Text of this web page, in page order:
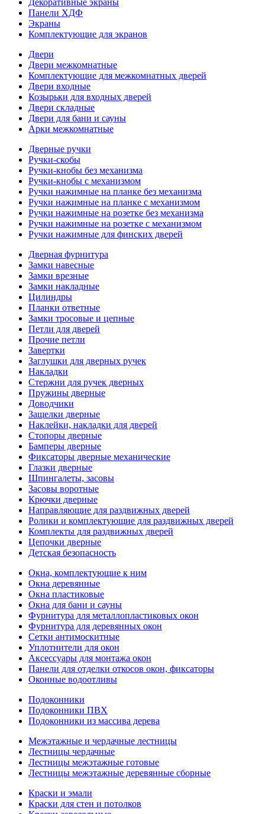
Декоративные экраны
Панели ХДФ
Экраны
Комплектующие для экранов
Двери
Двери межкомнатные
Комплектующие для межкомнатных дверей
Двери входные
Козырьки для входных дверей
Двери складные
Двери для бани и сауны
Арки межкомнатные
Дверные ручки
Ручки-скобы
Ручки-кнобы без механизма
Ручки-кнобы с механизмом
Ручки нажимные на планке без механизма
Ручки нажимные на планке с механизмом
Ручки нажимные на розетке без механизма
Ручки нажимные на розетке с механизмом
Ручки нажимные для финских дверей
Дверная фурнитура
Замки навесные
Замки врезные
Замки накладные
Цилиндры
Планки ответные
Замки тросовые и цепные
Петли для дверей
Прочие петли
Завертки
Заглушки для дверных ручек
Накладки
Стержни для ручек дверных
Пружины дверные
Доводчики
Защелки дверные
Наклейки, накладки для дверей
Стопоры дверные
Бамперы дверные
Фиксаторы дверные механические
Глазки дверные
Шпингалеты, засовы
Засовы воротные
Крючки дверные
Направляющие для раздвижных дверей
Ролики и комплектующие для раздвижных дверей
Комплекты для раздвижных дверей
Цепочки дверные
Детская безопасность
Окна, комплектующие к ним
Окна деревянные
Окна пластиковые
Окна для бани и сауны
Фурнитура для металлопластиковых окон
Фурнитура для деревянных окон
Сетки антимоскитные
Уплотнители для окон
Аксессуары для монтажа окон
Панели для отделки откосов окон, фиксаторы
Оконные водоотливы
Подоконники
Подоконники ПВХ
Подоконники из массива дерева
Межэтажные и чердачные лестницы
Лестницы чердачные
Лестницы межэтажные готовые
Лестницы межэтажные деревянные сборные
Краски и эмали
Краски для стен и потолков